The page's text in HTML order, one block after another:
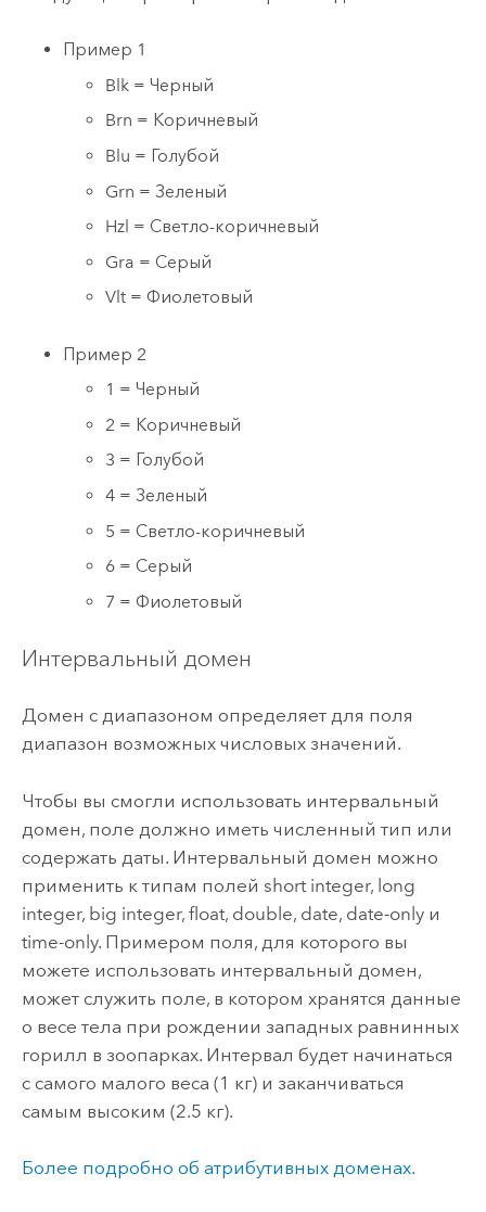
Пример 1
Blk = Черный
Brn = Коричневый
Blu = Голубой
Grn = Зеленый
Hzl = Светло-коричневый
Gra = Серый
Vlt = Фиолетовый
Пример 2
1 = Черный
2 = Коричневый
3 = Голубой
4 = Зеленый
5 = Светло-коричневый
6 = Серый
7 = Фиолетовый
Интервальный домен
Домен с диапазоном определяет для поля
диапазон возможных числовых значений.
Чтобы вы смогли использовать интервальный
домен, поле должно иметь численный тип или
содержать даты. Интервальный домен можно
применить к типам полей short integer, long
integer, big integer, float, double, date, date-only и
time-only. Примером поля, для которого вы
можете использовать интервальный домен,
может служить поле, в котором хранятся данные
о весе тела при рождении западных равнинных
горилл в зоопарках. Интервал будет начинаться
с самого малого веса (1 кг) и заканчиваться
самым высоким (2.5 кг).
Более подробно об атрибутивных доменах.